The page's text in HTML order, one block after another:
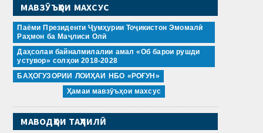
МАВЗӮЪҲОИ МАХСУС
Паёми Президенти Ҷумҳурии Тоҷикистон Эмомалӣ
Раҳмон ба Маҷлиси Олӣ
Даҳсолаи байналмилалии амал «Об барои рушди
устувор» солҳои 2018-2028
БАҲОГУЗОРИИ ЛОИҲАИ НБО «РОҒУН»
Ҳамаи мавзӯъҳои махсус
МАВОДҲОИ ТАҲЛИЛӢ